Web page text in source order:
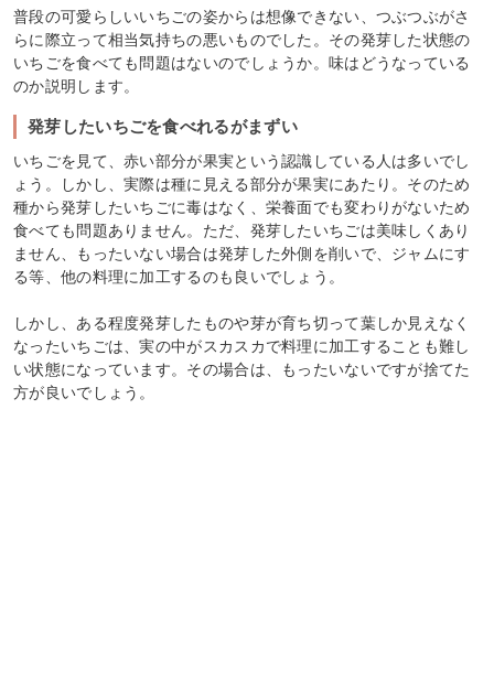
普段の可愛らしいいちごの姿からは想像できない、つぶつぶがさ
らに際立って相当気持ちの悪いものでした。その発芽した状態の
いちごを食べても問題はないのでしょうか。味はどうなっている
のか説明します。
発芽したいちごを食べれるがまずい
いちごを見て、赤い部分が果実という認識している人は多いでし
ょう。しかし、実際は種に見える部分が果実にあたり。そのため
種から発芽したいちごに毒はなく、栄養面でも変わりがないため
食べても問題ありません。ただ、発芽したいちごは美味しくあり
ません、もったいない場合は発芽した外側を削いで、ジャムにす
る等、他の料理に加工するのも良いでしょう。
しかし、ある程度発芽したものや芽が育ち切って葉しか見えなく
なったいちごは、実の中がスカスカで料理に加工することも難し
い状態になっています。その場合は、もったいないですが捨てた
方が良いでしょう。